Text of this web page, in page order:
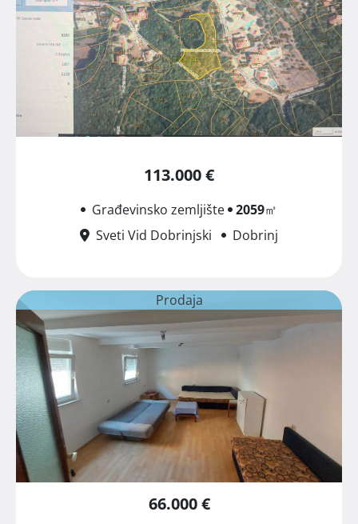
113.000 €
Građevinsko zemljište 2059㎡
Sveti Vid Dobrinjski
Dobrinj
Prodaja
66.000 €